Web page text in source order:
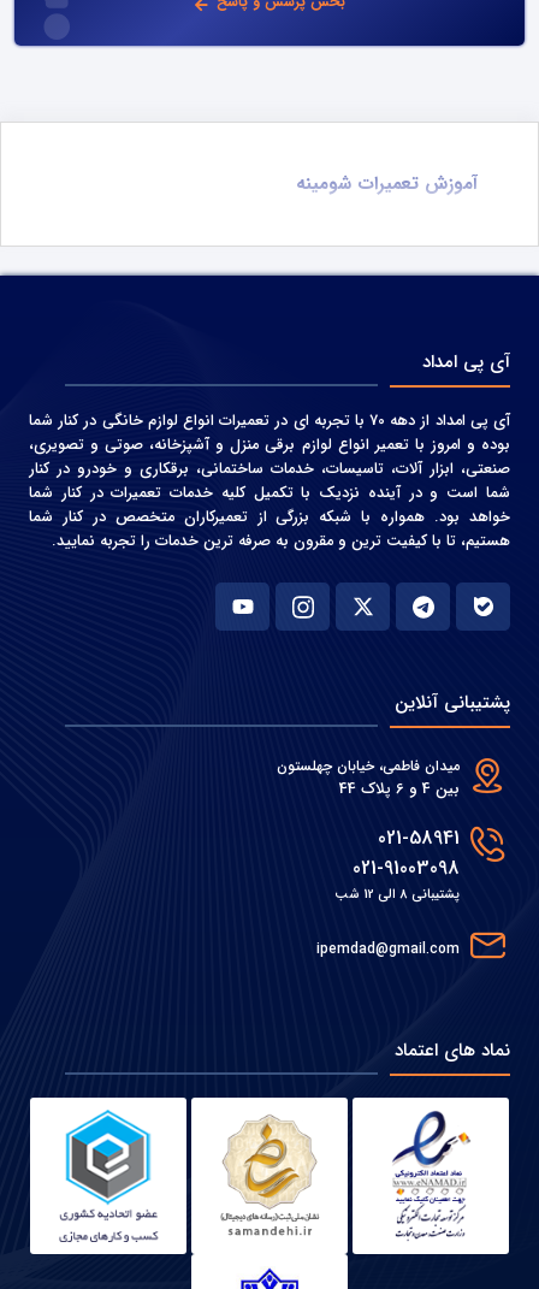
آموزش تعمیرات شومینه
آی پی امداد
آی پی امداد از دهه 70 با تجربه ای در تعمیرات انواع لوازم خانگی در کنار شما
بوده و امروز با تعمیر انواع لوازم برقی منزل و آشپزخانه، صوتی و‌ تصویری،
صنعتی، ابزار آلات، تاسیسات، خدمات ساختمانی، برقکاری و خودرو در کنار
شما است و در آینده نزدیک با تکمیل کلیه خدمات تعمیرات در کنار شما
خواهد بود. همواره با شبکه بزرگی از تعمیرکاران متخصص در کنار شما
هستیم، تا با کیفیت ترین و مقرون به صرفه ترین خدمات را تجربه نمایید.
پشتیبانی آنلاین
میدان فاطمی، خیابان چهلستون
بین 4 و 6 پلاک 44
021-58941
021-91003098
پشتیبانی 8 الی 12 شب
ipemdad@gmail.com
نماد های اعتماد